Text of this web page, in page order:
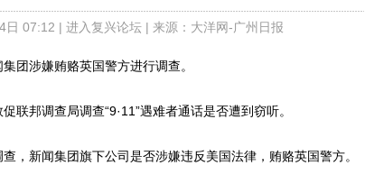
日 07:12 | 进入复兴论坛 | 来源：大洋网-广州日报
涉嫌贿赂英国警方进行调查。
邦调查局调查“9·11”遇难者通话是否遭到窃听。
新闻集团旗下公司是否涉嫌违反美国法律，贿赂英国警方。